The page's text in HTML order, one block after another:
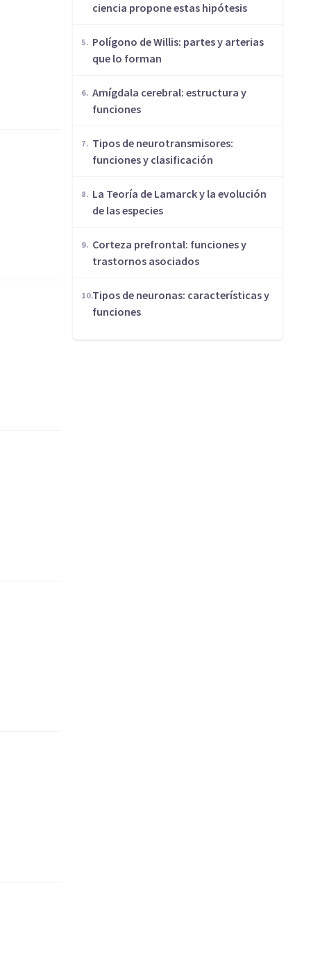
ciencia propone estas hipótesis
Polígono de Willis: partes y arterias
que lo forman
Amígdala cerebral: estructura y
funciones
​Tipos de neurotransmisores:
funciones y clasificación
​La Teoría de Lamarck y la evolución
de las especies
Corteza prefrontal: funciones y
trastornos asociados
​Tipos de neuronas: características y
funciones